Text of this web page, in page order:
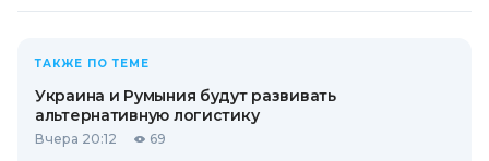
ТАКЖЕ ПО ТЕМЕ
Украина и Румыния будут развивать
альтернативную логистику
Вчера 20:12 69